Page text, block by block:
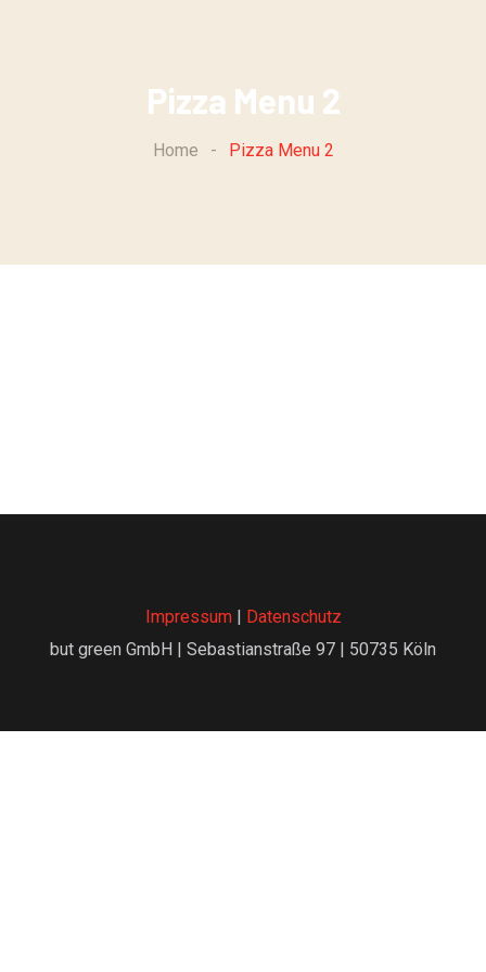
Pizza Menu 2
Home - Pizza Menu 2
Impressum| Datenschutz
but green GmbH | Sebastianstraße 97 | 50735 Köln